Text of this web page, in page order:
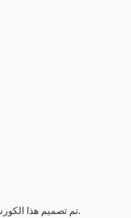
تم تصمیم ھذا الكورس لتغطیة مجالات مختلفة تتعلق بإدارة مخاطر المشروع.